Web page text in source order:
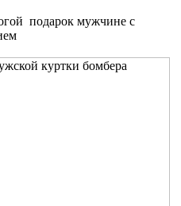
подарок мужчине с